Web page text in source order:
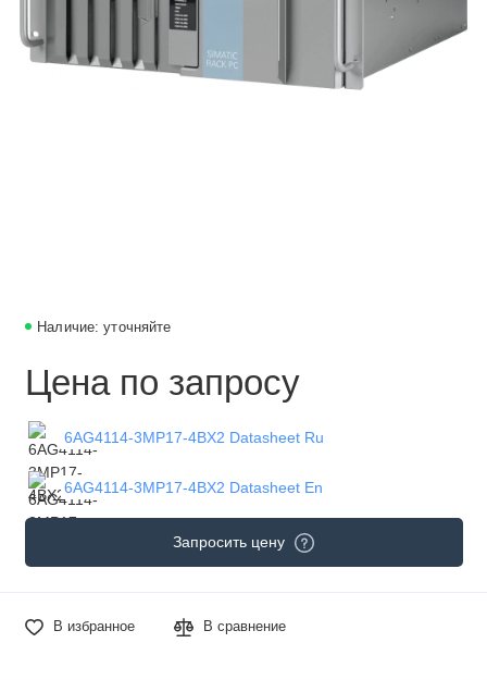
Наличие: уточняйте
Цена по запросу
6AG4114-3MP17-4BX2 Datasheet Ru
6AG4114-3MP17-4BX2 Datasheet En
Запросить цену
В избранное В сравнение